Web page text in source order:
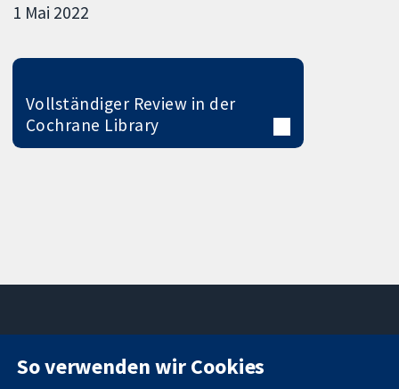
1 Mai 2022
Vollständiger Review in der
Cochrane Library
11-13 Cavendish
So verwenden wir Cookies